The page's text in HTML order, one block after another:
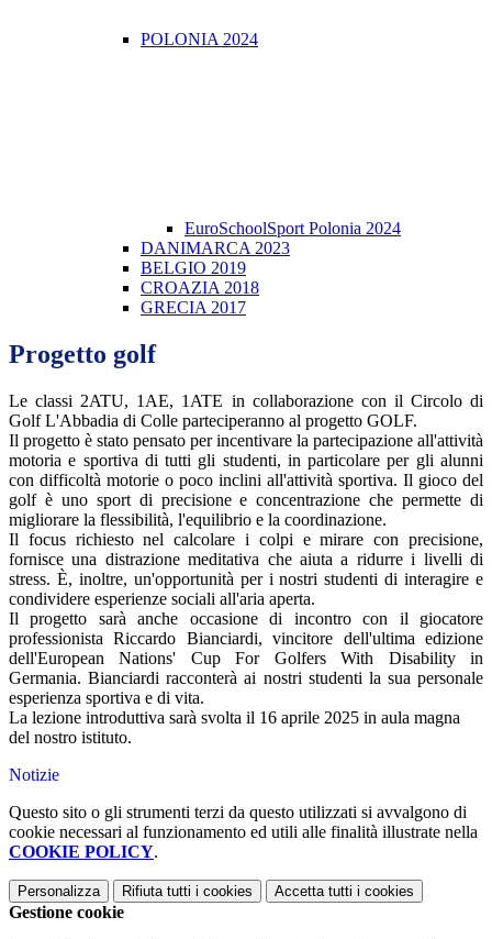
POLONIA 2024
EuroSchoolSport Polonia 2024
DANIMARCA 2023
BELGIO 2019
CROAZIA 2018
GRECIA 2017
Progetto golf
Le classi 2ATU, 1AE, 1ATE in collaborazione con il Circolo di
Golf L'Abbadia di Colle parteciperanno al progetto GOLF.
Il progetto è stato pensato per incentivare la partecipazione all'attività
motoria e sportiva di tutti gli studenti, in particolare per gli alunni
con difficoltà motorie o poco inclini all'attività sportiva. Il gioco del
golf è uno sport di precisione e concentrazione che permette di
migliorare la flessibilità, l'equilibrio e la coordinazione.
Il focus richiesto nel calcolare i colpi e mirare con precisione,
fornisce una distrazione meditativa che aiuta a ridurre i livelli di
stress. È, inoltre, un'opportunità per i nostri studenti di interagire e
condividere esperienze sociali all'aria aperta.
Il progetto sarà anche occasione di incontro con il giocatore
professionista Riccardo Bianciardi, vincitore dell'ultima edizione
dell'European Nations' Cup For Golfers With Disability in
Germania. Bianciardi racconterà ai nostri studenti la sua personale
esperienza sportiva e di vita.
La lezione introduttiva sarà svolta il 16 aprile 2025 in aula magna
del nostro istituto.
Notizie
Questo sito o gli strumenti terzi da questo utilizzati si avvalgono di
cookie necessari al funzionamento ed utili alle finalità illustrate nella
COOKIE POLICY.
Personalizza Rifiuta tutti i cookies Accetta tutti i cookies
Gestione cookie